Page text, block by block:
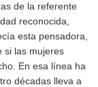
de la referente
reconocida,
esta pensadora,
si las mujeres
En esa línea ha
décadas lleva a